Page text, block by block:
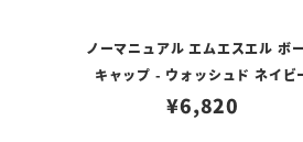
ノーマニュアル エムエスエル ボ
キャップ - ウォッシュド ネイビ
¥6,820